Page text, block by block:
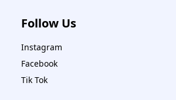
Follow Us
Instagram
Facebook
Tik Tok